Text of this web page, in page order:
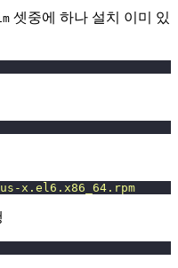
셋중에 하나 설치 이미 있
x.el6.x86_64.rpm